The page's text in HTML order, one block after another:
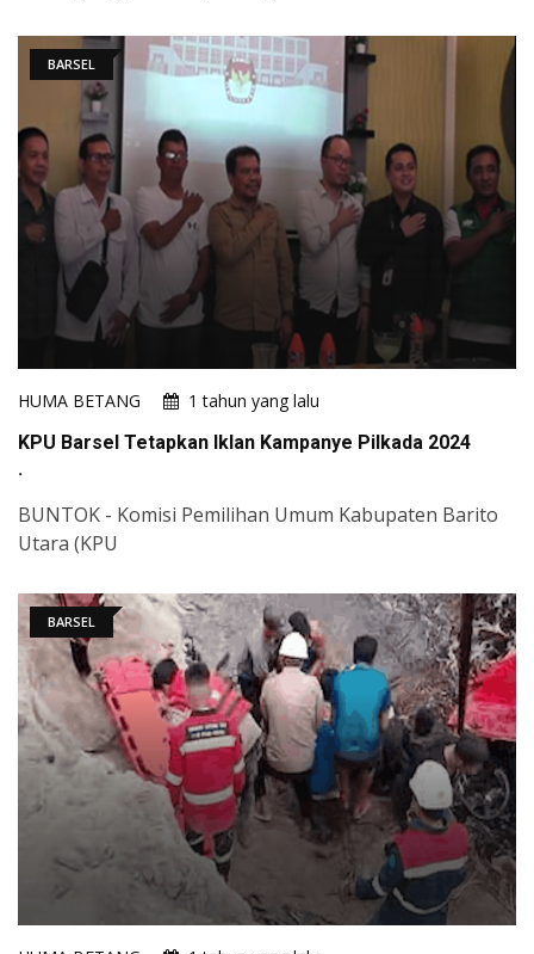
BARSEL
HUMA BETANG
1 tahun yang lalu
KPU Barsel Tetapkan Iklan Kampanye Pilkada 2024
BUNTOK - Komisi Pemilihan Umum Kabupaten Barito
Utara (KPU
BARSEL